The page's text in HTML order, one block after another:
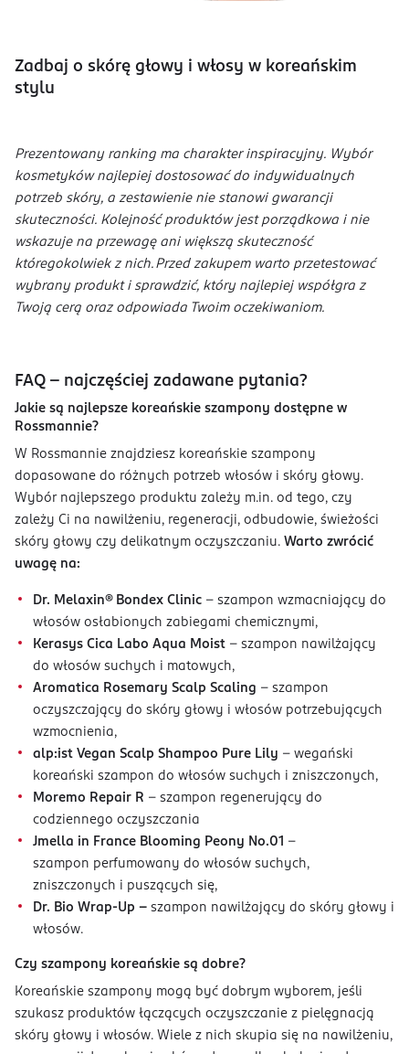
Zadbaj o skórę głowy i włosy w koreańskim
stylu
Prezentowany ranking ma charakter inspiracyjny. Wybór
kosmetyków najlepiej dostosować do indywidualnych
potrzeb skóry, a zestawienie nie stanowi gwarancji
skuteczności. Kolejność produktów jest porządkowa i nie
wskazuje na przewagę ani większą skuteczność
któregokolwiek z nich. Przed zakupem warto przetestować
wybrany produkt i sprawdzić, który najlepiej współgra z
Twoją cerą oraz odpowiada Twoim oczekiwaniom.
FAQ - najczęściej zadawane pytania?
Jakie są najlepsze koreańskie szampony dostępne w
Rossmannie?
W Rossmannie znajdziesz koreańskie szampony
dopasowane do różnych potrzeb włosów i skóry głowy.
Wybór najlepszego produktu zależy m.in. od tego, czy
zależy Ci na nawilżeniu, regeneracji, odbudowie, świeżości
skóry głowy czy delikatnym oczyszczaniu. Warto zwrócić
uwagę na:
Dr. Melaxin® Bondex Clinic – szampon wzmacniający do
włosów osłabionych zabiegami chemicznymi,
Kerasys Cica Labo Aqua Moist – szampon nawilżający
do włosów suchych i matowych,
Aromatica Rosemary Scalp Scaling – szampon
oczyszczający do skóry głowy i włosów potrzebujących
wzmocnienia,
alp:ist Vegan Scalp Shampoo Pure Lily – wegański
koreański szampon do włosów suchych i zniszczonych,
Moremo Repair R – szampon regenerujący do
codziennego oczyszczania
Jmella in France Blooming Peony No.01 –
szampon perfumowany do włosów suchych,
zniszczonych i puszących się,
Dr. Bio Wrap-Up – szampon nawilżający do skóry głowy i
włosów.
Czy szampony koreańskie są dobre?
Koreańskie szampony mogą być dobrym wyborem, jeśli
szukasz produktów łączących oczyszczanie z pielęgnacją
skóry głowy i włosów. Wiele z nich skupia się na nawilżeniu,